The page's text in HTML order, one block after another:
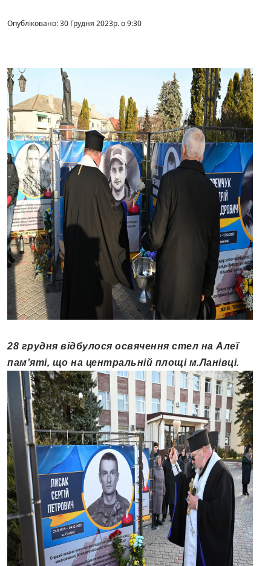
Опубліковано: 30 Грудня 2023р. о 9:30
28 грудня відбулося освячення стел на Алеї
пам’яті, що на центральній площі м.Ланівці.